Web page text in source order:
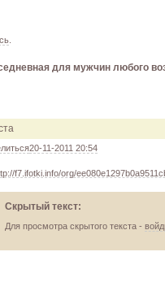
TS3
.
для мужчин любого
20-11-2011 20:54
Скрытый текст:
Для просмотра скрытого текста -